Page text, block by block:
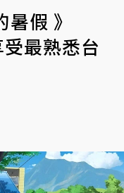
假 》
最熟悉台